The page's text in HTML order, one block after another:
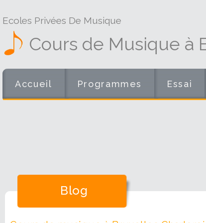
Ecoles Privées De Musique
Cours de Musique à
Accueil Programmes Essai
Blog